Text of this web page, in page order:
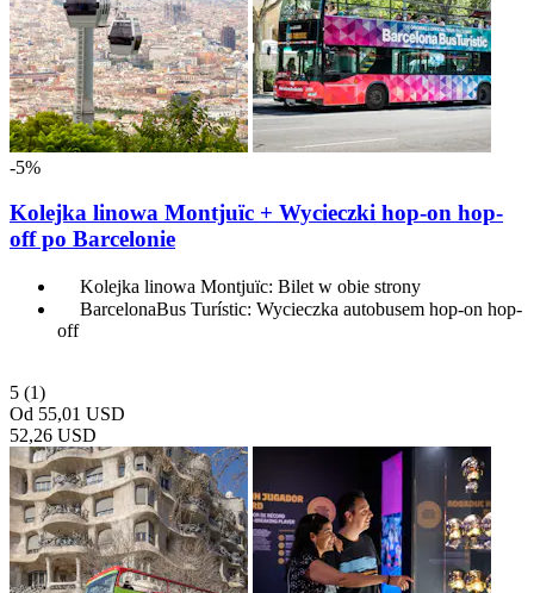
-5%
Kolejka linowa Montjuïc + Wycieczki hop-on hop-
off po Barcelonie
Kolejka linowa Montjuïc: Bilet w obie strony
BarcelonaBus Turístic: Wycieczka autobusem hop-on hop-
off
5 (1)
Od 55,01 USD
52,26 USD